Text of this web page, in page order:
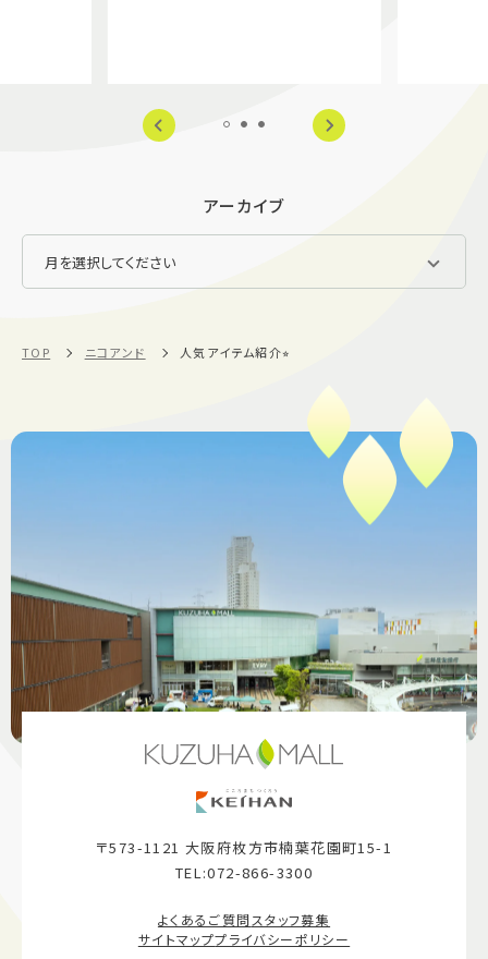
アーカイブ
TOP ニコアンド 人気アイテム紹介⭐︎
〒573-1121 大阪府枚方市楠葉花園町15-1
TEL:072-866-3300
よくあるご質問スタッフ募集
サイトマッププライバシーポリシー